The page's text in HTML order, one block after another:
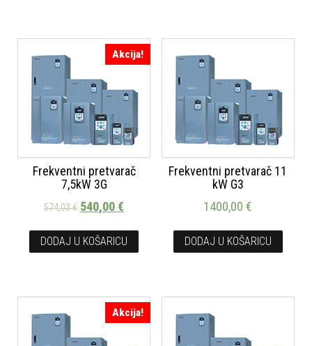
Akcija!
Frekventni pretvarač
7,5kW 3G
574,03€ 540,00€
DODAJ U KOŠARICU
Frekventni pretvarač 11
kW G3
1400,00€
DODAJ U KOŠARICU
Akcija!